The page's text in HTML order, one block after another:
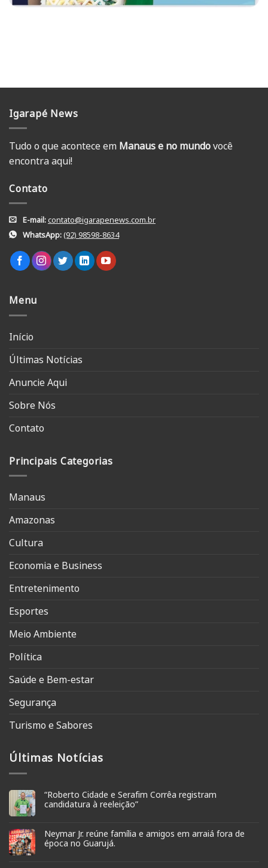
Igarapé News
Tudo o que acontece em Manaus e no mundovocê
encontra aqui!
Contato
E-mail:contato@igarapenews.com.br
WhatsApp:(92) 98598-8634
Menu
Início
Últimas Notícias
Anuncie Aqui
Sobre Nós
Contato
Principais Categorias
Manaus
Amazonas
Cultura
Economia e Business
Entretenimento
Esportes
Meio Ambiente
Política
Saúde e Bem-estar
Segurança
Turismo e Sabores
Últimas Notícias
“Roberto Cidade e Serafim Corrêa registram
candidatura à reeleição”
Neymar Jr. reúne família e amigos em arraiá fora de
época no Guarujá.